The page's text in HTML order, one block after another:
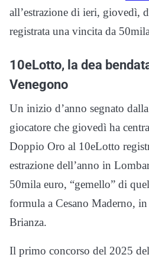
all’estrazione di ieri, giovedì,
registrata una vincita da
10eLotto, la dea
Venegono
Un inizio d’anno segnato
giocatore che giovedì ha
Doppio Oro al 10eLotto
estrazione dell’anno in
50mila euro, “gemello” di
formula a Cesano Maderno,
Brianza.
Il primo concorso del 2025